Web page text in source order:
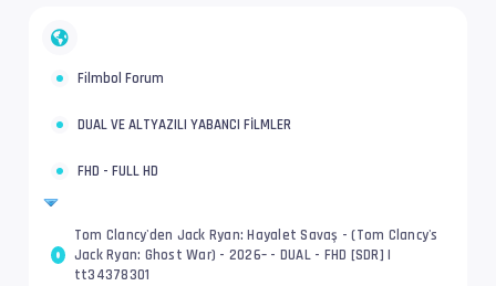
Filmbol Forum
DUAL VE ALTYAZILI YABANCI FİLMLER
FHD - FULL HD
Tom Clancy'den Jack Ryan: Hayalet Savaş - (Tom Clancy's
Jack Ryan: Ghost War) - 2026– - DUAL - FHD [SDR] |
tt34378301